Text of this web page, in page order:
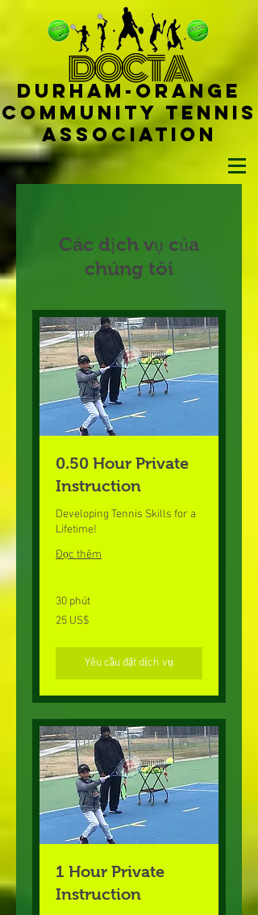
DOCTA
Durham-Orange
Community Tennis
Associat ion
Các dịch vụ của
chúng tôi
0.50 Hour Private
Instruction
Developing Tennis Skills for a
Lifetime!
Đọc thêm
30 phút
25
đô
25 US$
Yêu cầu đặt dịch vụ
1 Hour Private
Instruction